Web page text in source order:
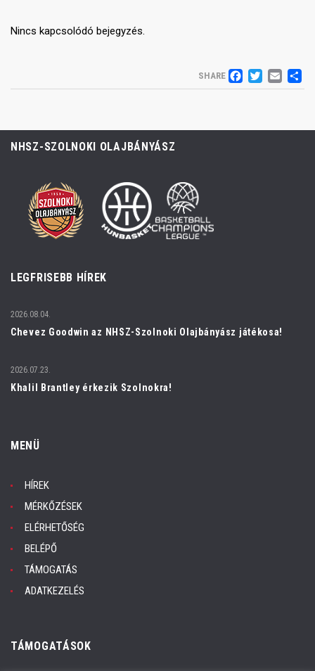
Nincs kapcsolódó bejegyzés.
SHARE
NHSZ-SZOLNOKI OLAJBÁNYÁSZ
LEGFRISEBB HÍREK
Chevez Goodwin az NHSZ-Szolnoki Olajbányász játékosa!
2026.08.04.
Khalil Brantley érkezik Szolnokra!
2026.07.23.
MENÜ
HÍREK
MÉRKŐZÉSEK
ELÉRHETŐSÉG
BELÉPŐ
TÁMOGATÁS
ADATKEZELÉS
TÁMOGATÁSOK